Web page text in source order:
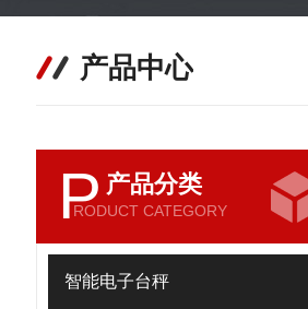
产品中心
P 产品分类
RODUCT CATEGORY
智能电子台秤